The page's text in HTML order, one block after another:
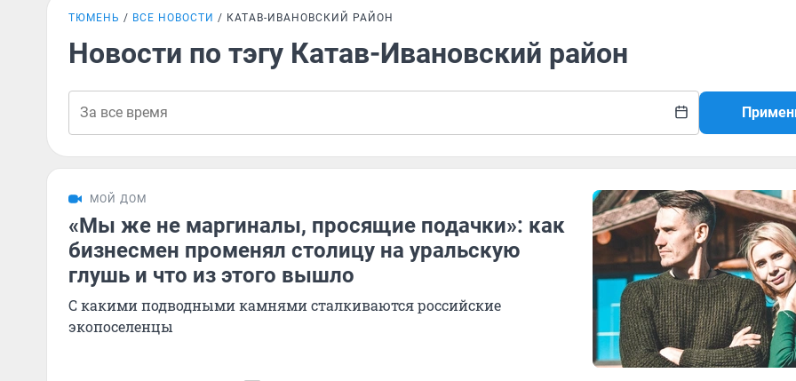
ТЮМЕНЬ ВСЕ НОВОСТИ КАТАВ-ИВАНОВСКИЙ РАЙОН
Новости по тэгу Катав-Ивановский район
МОЙ ДОМ
«Мы же не маргиналы, просящие подачки»: как
бизнесмен променял столицу на уральскую
глушь и что из этого вышло
С какими подводными камнями сталкиваются российские
экопоселенцы